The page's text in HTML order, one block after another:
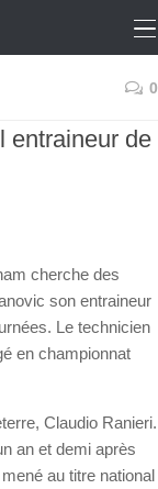
0
entraineur de
cherche des
son entraineur
Le technicien
en championnat
Claudio Ranieri.
an et demi après
au titre national